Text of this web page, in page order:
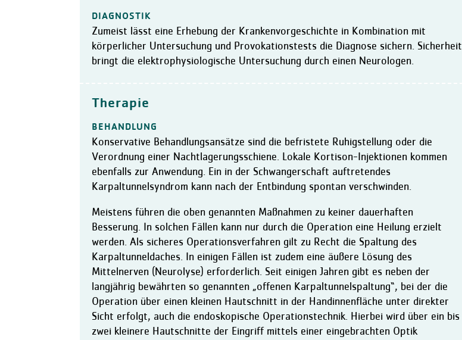
DIAGNOSTIK
Zumeist lässt eine Erhebung der Krankenvorgeschichte in Kombination mit
körperlicher Untersuchung und Provokationstests die Diagnose sichern. Sicherheit
bringt die elektrophysiologische Untersuchung durch einen Neurologen.
Therapie
BEHANDLUNG
Konservative Behandlungsansätze sind die befristete Ruhigstellung oder die
Verordnung einer Nachtlagerungsschiene. Lokale Kortison-Injektionen kommen
ebenfalls zur Anwendung. Ein in der Schwangerschaft auftretendes
Karpaltunnelsyndrom kann nach der Entbindung spontan verschwinden.
Meistens führen die oben genannten Maßnahmen zu keiner dauerhaften
Besserung. In solchen Fällen kann nur durch die Operation eine Heilung erzielt
werden. Als sicheres Operationsverfahren gilt zu Recht die Spaltung des
Karpaltunneldaches. In einigen Fällen ist zudem eine äußere Lösung des
Mittelnerven (Neurolyse) erforderlich. Seit einigen Jahren gibt es neben der
langjährig bewährten so genannten „offenen Karpaltunnelspaltung“, bei der die
Operation über einen kleinen Hautschnitt in der Handinnenfläche unter direkter
Sicht erfolgt, auch die endoskopische Operationstechnik. Hierbei wird über ein bis
zwei kleinere Hautschnitte der Eingriff mittels einer eingebrachten Optik